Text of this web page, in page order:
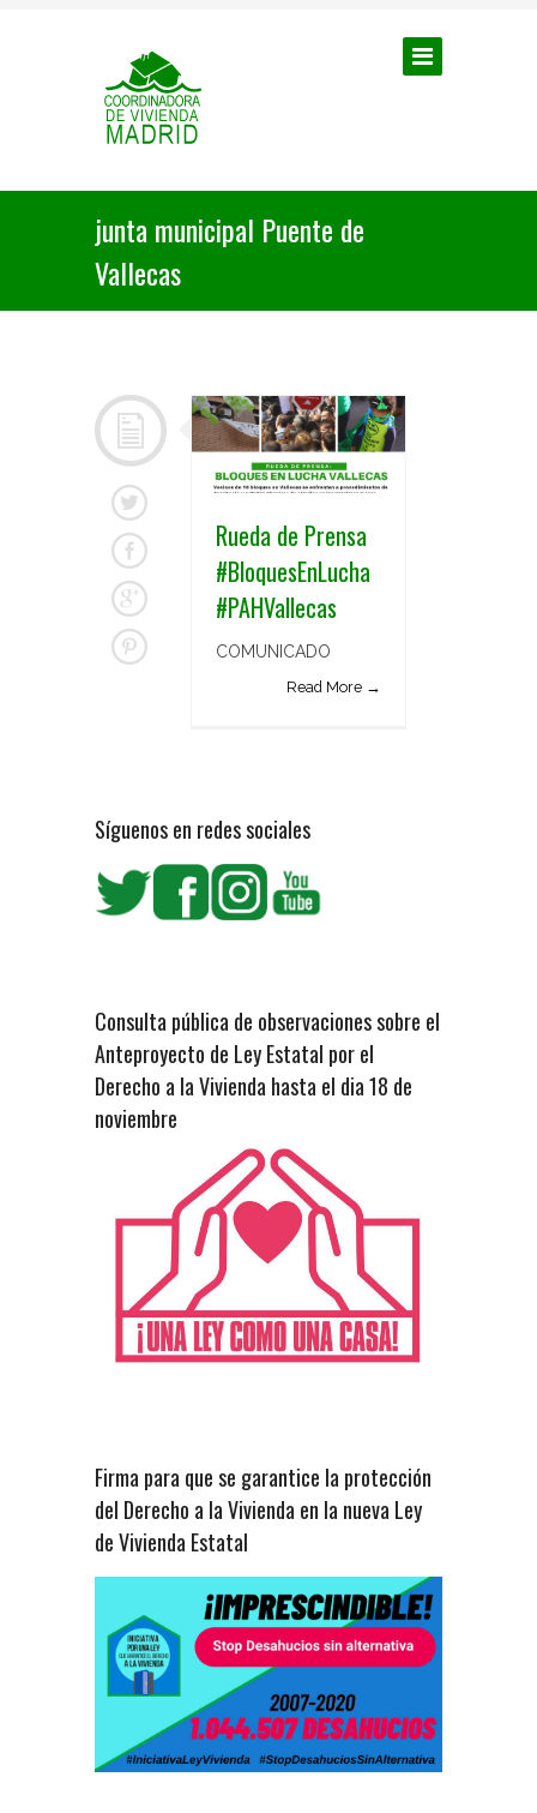
junta municipal Puente de
Vallecas
Rueda de Prensa
#BloquesEnLucha
#PAHVallecas
COMUNICADO
Read More →
Síguenos en redes sociales
Consulta pública de observaciones sobre el
Anteproyecto de Ley Estatal por el
Derecho a la Vivienda hasta el dia 18 de
noviembre
Firma para que se garantice la protección
del Derecho a la Vivienda en la nueva Ley
de Vivienda Estatal